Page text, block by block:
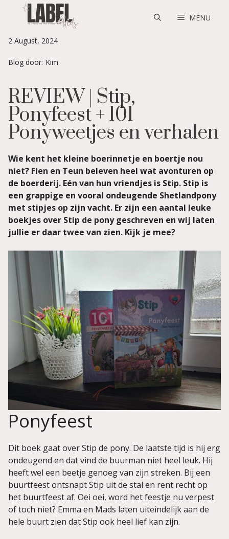
MENU
2 August, 2024
Blog door: Kim
REVIEW | Stip,
Ponyfeest + 101
Ponyweetjes en verhalen
Wie kent het kleine boerinnetje en boertje nou
niet? Fien en Teun beleven heel wat avonturen op
de boerderij. Eén van hun vriendjes is Stip. Stip is
een grappige en vooral ondeugende Shetlandpony
met stipjes op zijn vacht. Er zijn een aantal leuke
boekjes over Stip de pony geschreven en wij laten
jullie er daar twee van zien. Kijk je mee?
Ponyfeest
Dit boek gaat over Stip de pony. De laatste tijd is hij erg
ondeugend en dat vind de buurman niet heel leuk. Hij
heeft wel een beetje genoeg van zijn streken. Bij een
buurtfeest ontsnapt Stip uit de stal en rent recht op
het buurtfeest af. Oei oei, word het feestje nu verpest
of toch niet? Emma en Mads laten uiteindelijk aan de
hele buurt zien dat Stip ook heel lief kan zijn.